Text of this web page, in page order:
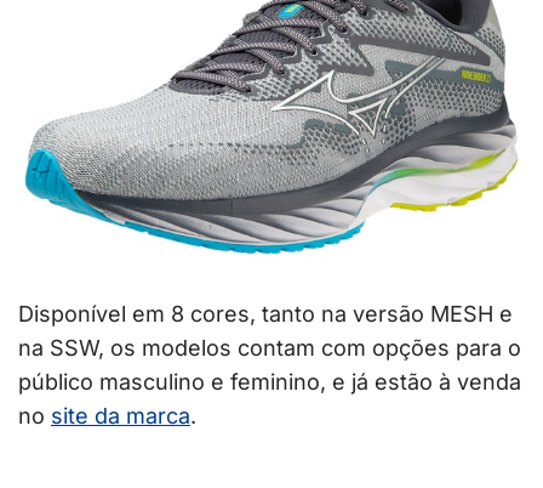
Disponível em 8 cores, tanto na versão MESH e
na SSW, os modelos contam com opções para o
público masculino e feminino, e já estão à venda
no site da marca.